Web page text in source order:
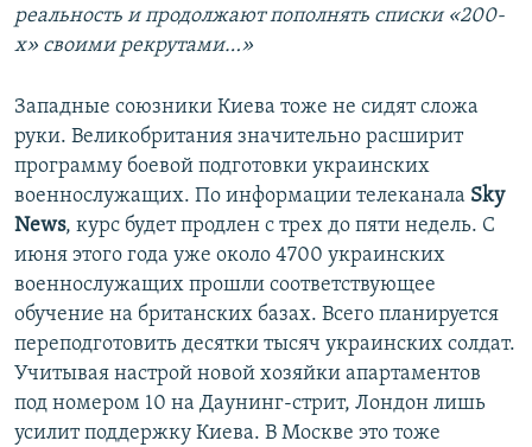
реальность и продолжают пополнять списки «200-
х» своими рекрутами…»
Западные союзники Киева тоже не сидят сложа
руки. Великобритания значительно расширит
программу боевой подготовки украинских
военнослужащих. По информации телеканала Sky
News, курс будет продлен с трех до пяти недель. С
июня этого года уже около 4700 украинских
военнослужащих прошли соответствующее
обучение на британских базах. Всего планируется
переподготовить десятки тысяч украинских солдат.
Учитывая настрой новой хозяйки апартаментов
под номером 10 на Даунинг-стрит, Лондон лишь
усилит поддержку Киева. В Москве это тоже